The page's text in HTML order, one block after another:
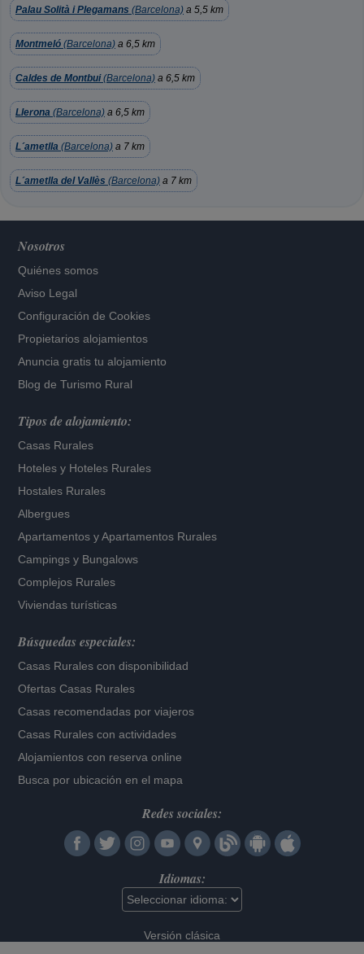
Palau Solità i Plegamans (Barcelona) a 5,5 km
Montmeló (Barcelona) a 6,5 km
Caldes de Montbui(Barcelona) a 6,5 km
Llerona (Barcelona) a 6,5 km
L´ametlla (Barcelona) a 7 km
L´ametlla del Vallès (Barcelona) a 7 km
Nosotros
Quiénes somos
Aviso Legal
Configuración de Cookies
Propietarios alojamientos
Anuncia gratis tu alojamiento
Blog de Turismo Rural
Tipos de alojamiento:
Casas Rurales
Hoteles y Hoteles Rurales
Hostales Rurales
Albergues
Apartamentos yApartamentos Rurales
Campings y Bungalows
Complejos Rurales
Viviendas turísticas
Búsquedas especiales:
Casas Rurales con disponibilidad
Ofertas Casas Rurales
Casas recomendadas por viajeros
Casas Rurales con actividades
Alojamientos con reserva online
Busca por ubicación en el mapa
Redes sociales:
Idiomas:
Versión clásica